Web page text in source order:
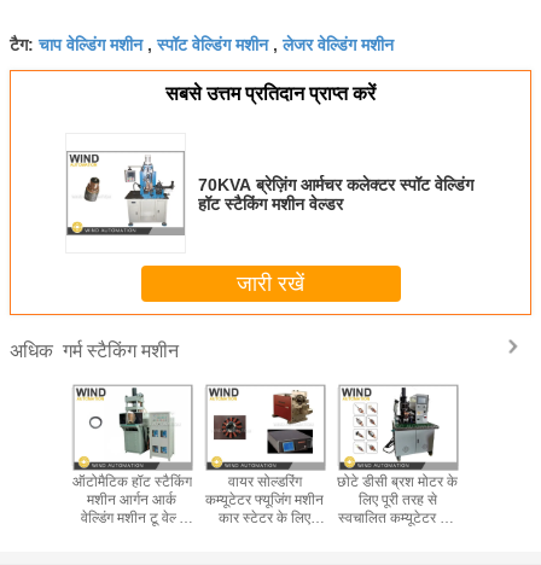
टैग:चाप वेल्डिंग मशीन,स्पॉट वेल्डिंग मशीन,लेजर वेल्डिंग मशीन
सबसे उत्तम प्रतिदान प्राप्त करें
70KVA ब्रेज़िंग आर्मचर कलेक्टर स्पॉट वेल्डिंग
हॉट स्टैकिंग मशीन वेल्डर
जारी रखें
अधिक गर्म स्टैकिंग मशीन
ऑटोमैटिक हॉट स्टैकिंग
मशीन आर्गन आर्क
वेल्डिंग मशीन टू वेल्ड
वायर सोल्डरिंग
कम्यूटेटर फ्यूजिंग मशीन
कार स्टेटर के लिए
छोटे डीसी ब्रश मोटर के
लिए पूरी तरह से
स्वचालित कम्यूटेटर बार